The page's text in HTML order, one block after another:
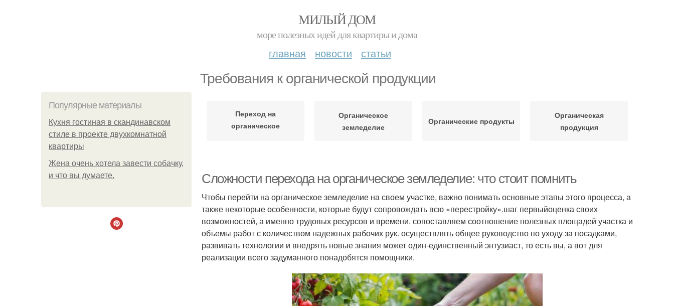
МИЛЫЙ ДОМ
море полезных идей для квартиры и дома
главная новости статьи
Требования к органической продукции
Популярные материалы
Кухня гостиная в скандинавском
стиле в проекте двухкомнатной
квартиры
Жена очень хотела завести собачку,
и что вы думаете.
Переход на
органическое
Органическое
земледелие
Органические продукты
Органическая
продукция
Сложности перехода на органическое земледелие: что стоит помнить
Чтобы перейти на органическое земледелие на своем участке, важно понимать основные этапы этого процесса, а
также некоторые особенности, которые будут сопровождать всю «перестройку».шаг первыйоценка своих
возможностей, а именно трудовых ресурсов и времени. сопоставляем соотношение полезных площадей участка и
объемы работ с количеством надежных рабочих рук. осуществлять общее руководство по уходу за посадками,
развивать технологии и внедрять новые знания может один-единственный энтузиаст, то есть вы, а вот для
реализации всего задуманного понадобятся помощники.